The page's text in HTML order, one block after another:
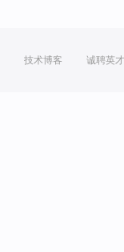
技术博客 诚聘英才